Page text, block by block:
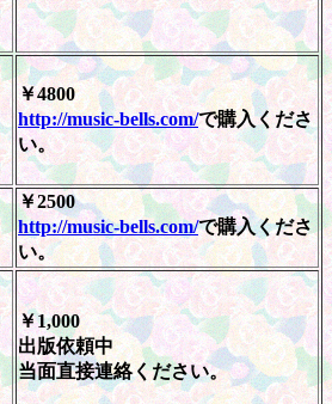
￥4800
http://music-bells.com/で購入くださ
い。
￥2500
http://music-bells.com/で購入くださ
い。
￥1,000
出版依頼中
当面直接連絡ください。